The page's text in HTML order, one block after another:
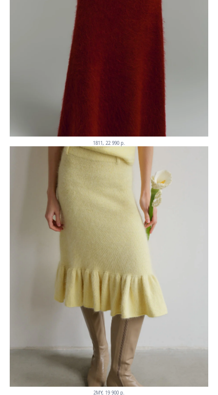
1811, 22 990 p.
2MY, 19 900 p.